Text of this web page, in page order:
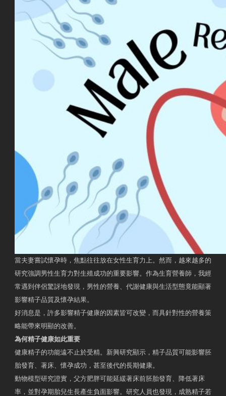
當夫妻嘗試懷孕時，焦點往往放在女性生育力上。然而，越來越多的
研究強調男性生育力對生殖成功的重要影響。作為生育營養師，我經
常遇到伴侶驚訝地發現，男性的營養、代謝健康與生活型態竟能顯著
影響精子品質及懷孕結果。
好消息是，許多影響精子健康的因素皆可改變，而具針對性的營養策
略能帶來明顯的改善。
為何精子健康如此重要
健康精子的功能遠不止於受精。新興研究顯示，精子品質可能影響胚
胎發育、著床、懷孕成功，甚至後代的長期健康。
動物模型研究證實，父方肥胖可能延緩著床前胚胎發育、降低著床
率，並對孕期胎兒生長產生負面影響。研究人員也發現，成熟精子若